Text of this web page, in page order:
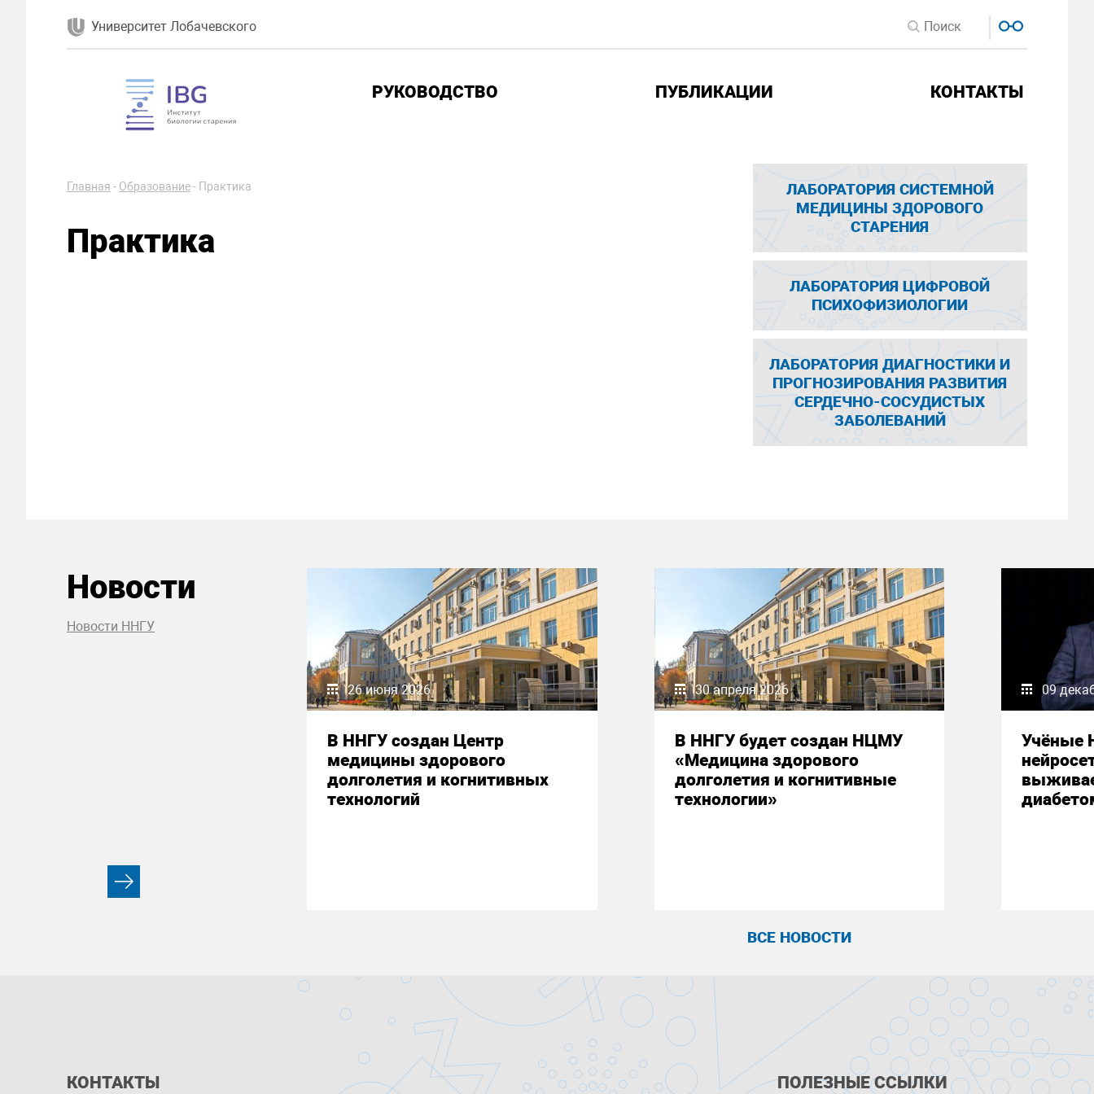
Университет Лобачевского
РУКОВОДСТВО ПУБЛИКАЦИИ КОНТАКТЫ
Главная - Образование- Практика
Практика
ЛАБОРАТОРИЯ СИСТЕМНОЙ
МЕДИЦИНЫ ЗДОРОВОГО
СТАРЕНИЯ
ЛАБОРАТОРИЯ ЦИФРОВОЙ
ПСИХОФИЗИОЛОГИИ
ЛАБОРАТОРИЯ ДИАГНОСТИКИ И
ПРОГНОЗИРОВАНИЯ РАЗВИТИЯ
СЕРДЕЧНО-СОСУДИСТЫХ
ЗАБОЛЕВАНИЙ
Новости
Новости ННГУ
26 июня 2026
В ННГУ создан Центр
медицины здорового
долголетия и когнитивных
технологий
30 апреля 2026
В ННГУ будет создан НЦМУ
«Медицина здорового
долголетия и когнитивные
технологии»
09
Учёные
ВСЕ НОВОСТИ
КОНТАКТЫ ПОЛЕЗНЫЕ ССЫЛКИ